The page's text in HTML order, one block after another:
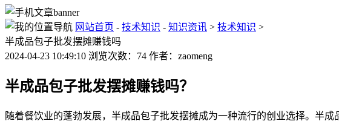
网站首页 - 技术知识 - 知识资讯 > 技术知识 >
半成品包子批发摆摊赚钱吗
2024-04-23 10:49:10 浏览次数：74 作者：zaomeng
半成品包子批发摆摊赚钱吗？
随着餐饮业的蓬勃发展，半成品包子批发摆摊成为一种流行的创业选择。半